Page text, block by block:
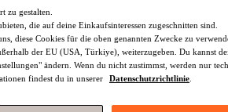
Makeup Slim
Nyx
Up 1,2 gr
ab 35€
NYX
Augenstift
Professional
Versand
zu gestalten.
die auf deine Einkaufsinteressen zugeschnitten sind.
diese Cookies für die oben genannten Zwecke zu
der EU (USA, Türkiye), weiterzugeben. Du kannst
ändern. Wenn du nicht zustimmst, werden nur
findest du in unserer
Datenschutzrichtlinie